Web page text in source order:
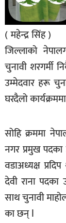
अचम्म
दुनिया
बिचार
कुराकानी
जीवनशैली
साहित्य
प्रवधि
(
जिल्लाको
चुनावी शरगर्मी
उम्मेदवार हरू
घरदैलो
सोहि क्रममा
नगर प्रमुख पदका
वडाअध्यक्ष
देवी राना
साथ चुनावी
का छन् l